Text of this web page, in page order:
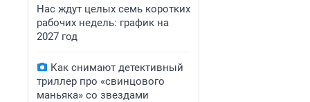
Нас ждут целых семь коротких
рабочих недель: график на
2027 год
Как снимают детективный
триллер про «свинцового
маньяка» со звездами